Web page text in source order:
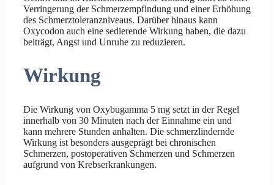
Verringerung der Schmerzempfindung und einer Erhöhung
des Schmerztoleranzniveaus. Darüber hinaus kann
Oxycodon auch eine sedierende Wirkung haben, die dazu
beiträgt, Angst und Unruhe zu reduzieren.
Wirkung
Die Wirkung von Oxybugamma 5 mg setzt in der Regel
innerhalb von 30 Minuten nach der Einnahme ein und
kann mehrere Stunden anhalten. Die schmerzlindernde
Wirkung ist besonders ausgeprägt bei chronischen
Schmerzen, postoperativen Schmerzen und Schmerzen
aufgrund von Krebserkrankungen.